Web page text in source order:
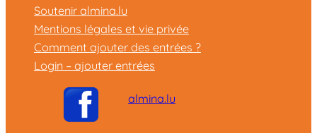
Soutenir almina.lu
Mentions légales et vie privée
Comment ajouter des entrées ?
Login – ajouter entrées
almina.lu